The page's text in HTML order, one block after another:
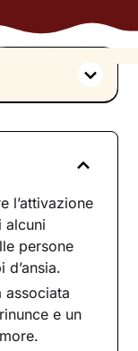
collegare
e caldo
l’attivazione
alcuni
persone
associata
e un